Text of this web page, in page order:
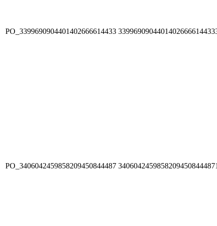
PO_3399690904401402666614433
PO_3406042459858209450844487